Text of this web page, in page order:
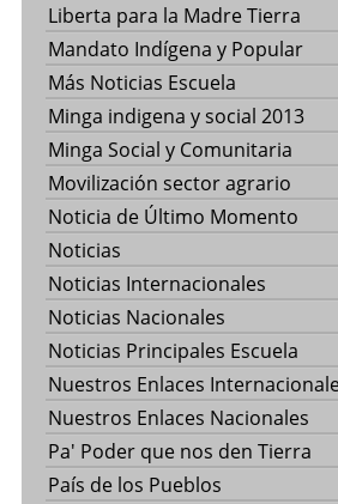
Liberta para la Madre Tierra
Mandato Indígena y Popular
Más Noticias Escuela
Minga indigena y social 2013
Minga Social y Comunitaria
Movilización sector agrario
Noticia de Último Momento
Noticias
Noticias Internacionales
Noticias Nacionales
Noticias Principales Escuela
Nuestros Enlaces
Nuestros Enlaces Nacionales
Pa' Poder que nos den Tierra
País de los Pueblos